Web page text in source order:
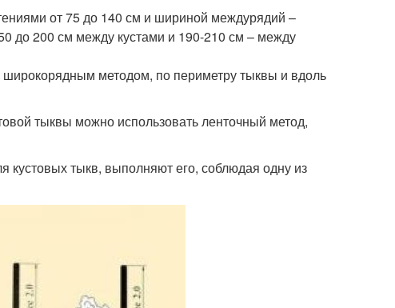
от 75 до 140 см и шириной междурядий –
до 200 см между кустами и 190-210 см – между
методом, по периметру тыквы и вдоль
тыквы можно использовать ленточный метод,
кустовых тыкв, выполняют его, соблюдая одну из